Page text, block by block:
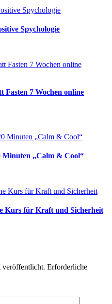
Spychologie
7 Wochen online
„Calm & Cool“
Kurs für Kraft und Sicherheit
Erforderliche